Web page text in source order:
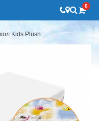
0
Kids Plush